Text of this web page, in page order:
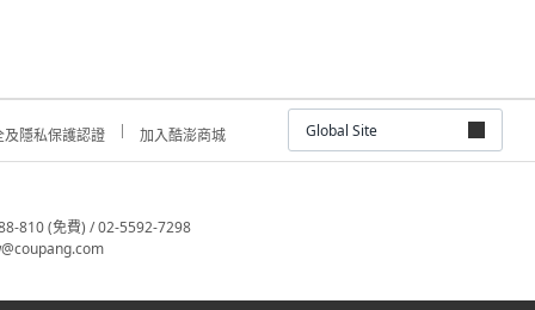
及隱私保護認證 加入酷澎商城 Global Site
810 (免費) / 02-5592-7298